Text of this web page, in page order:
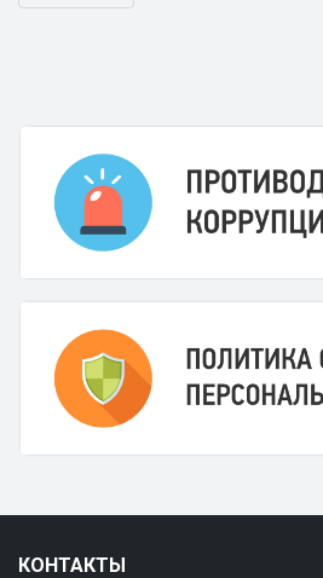
КОНТАКТЫ